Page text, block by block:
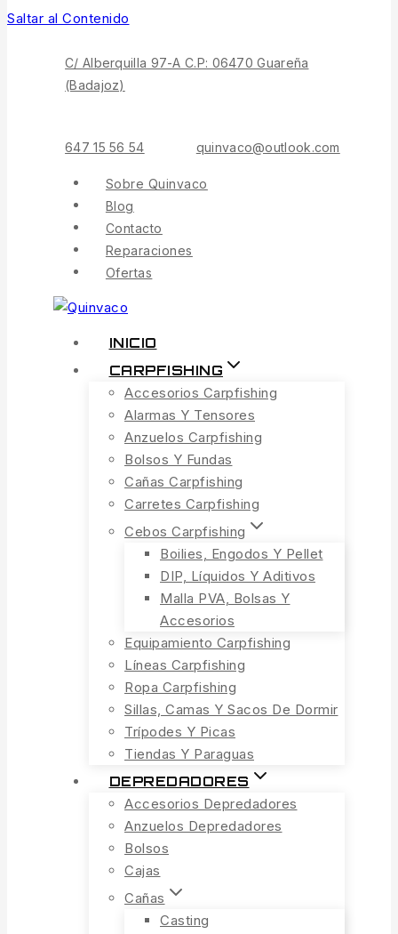
Saltar al Contenido
C/ Alberquilla 97-A C.P: 06470 Guareña
(Badajoz)
647 15 56 54 quinvaco@outlook.com
Sobre Quinvaco
Blog
Contacto
Reparaciones
Ofertas
INICIO
CARPFISHING
Accesorios Carpfishing
Alarmas Y Tensores
Anzuelos Carpfishing
Bolsos Y Fundas
Cañas Carpfishing
Carretes Carpfishing
Cebos Carpfishing
Boilies, Engodos Y Pellet
DIP, Líquidos Y Aditivos
Malla PVA, Bolsas Y
Accesorios
Equipamiento Carpfishing
Líneas Carpfishing
Ropa Carpfishing
Sillas, Camas Y Sacos De Dormir
Trípodes Y Picas
Tiendas Y Paraguas
DEPREDADORES
Accesorios Depredadores
Anzuelos Depredadores
Bolsos
Cajas
Cañas
Casting